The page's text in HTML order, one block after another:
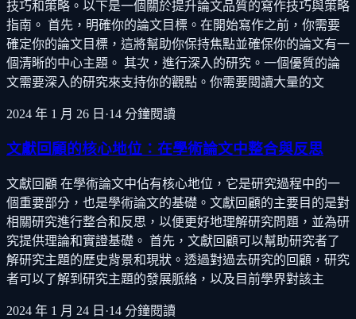
技巧和策略。以下是一個關於提升論文品質的寫作技巧與策略
指南。 首先，明確你的論文目標。在開始寫作之前，你需要
確定你的論文目標，這將幫助你保持焦點並確保你的論文有一
個清晰的中心主題。 其次，進行深入的研究。一個優質的論
文需要深入的研究來支持你的觀點。你需要閱讀大量的文
2024 年 1 月 26 日 ·14 分鐘閱讀
文獻回顧的核心地位：在學術論文中整合與反思
文獻回顧 在學術論文中佔有核心地位，它是研究過程中的一
個重要部分，也是學術論文的基礎。文獻回顧的主要目的是對
相關研究進行整合和反思，以便更好地理解研究問題，並為研
究提供理論和實證基礎。 首先，文獻回顧可以幫助研究者了
解研究主題的歷史背景和現狀。透過對過去研究的回顧，研究
者可以了解到研究主題的發展脈絡，以及目前學界對該主
2024 年 1 月 24 日 ·14 分鐘閱讀